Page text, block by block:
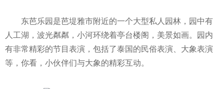
东芭乐园是芭堤雅市附近的一个大型私人园林，园中有
人工湖，波光粼粼，小河环绕着亭台楼阁，美景如画。园内
有非常精彩的节目表演，包括了泰国的民俗表演、大象表演
等，你看，小伙伴们与大象的精彩互动。